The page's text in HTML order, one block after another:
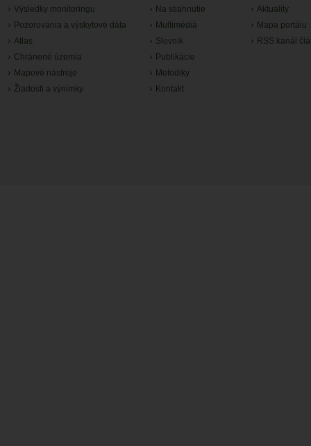
Výsledky monitoringu
Pozorovania a výskytové dáta
Atlas
Chránené územia
Mapové nástroje
Žiadosti a výnimky
Na stiahnutie
Multimédiá
Slovník
Publikácie
Metodiky
Kontakt
Aktuality
Mapa portálu
RSS kanál